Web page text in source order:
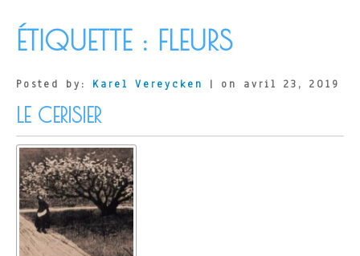
ÉTIQUETTE : FLEURS
Posted by: Karel Vereycken | on avril 23, 2019
LE CERISIER